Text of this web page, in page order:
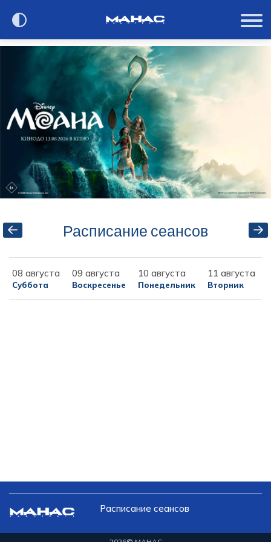
Сегодня в кино
О кинотеатре
Контакты
Акции и анонсы
Расписание сеансов
08 августа
Суббота
09 августа
Воскресенье
10 августа
Понедельник
11 августа
Вторник
Расписание сеансов